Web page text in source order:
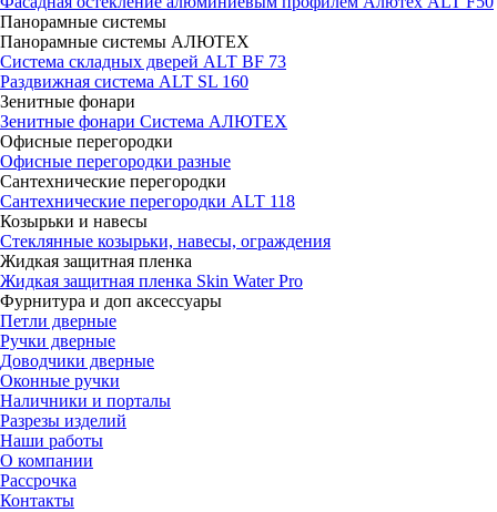
Панорамные системы
Панорамные системы АЛЮТЕХ
Система складных дверей ALT BF 73
Раздвижная система ALT SL 160
Зенитные фонари
Зенитные фонари Система АЛЮТЕХ
Офисные перегородки
Офисные перегородки разные
Сантехнические перегородки
Сантехнические перегородки ALT 118
Козырьки и навесы
Стеклянные козырьки, навесы, ограждения
Жидкая защитная пленка
Жидкая защитная пленка Skin Water Pro
Фурнитура и доп аксессуары
Петли дверные
Ручки дверные
Доводчики дверные
Оконные ручки
Наличники и порталы
Разрезы изделий
Наши работы
О компании
Рассрочка
Контакты